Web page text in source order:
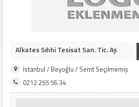
Alkates Sıhhi Tesisat San. Tic. Aş
İstanbul / Beyoğlu / Semt Seçilmemiş
0212 255 56 34